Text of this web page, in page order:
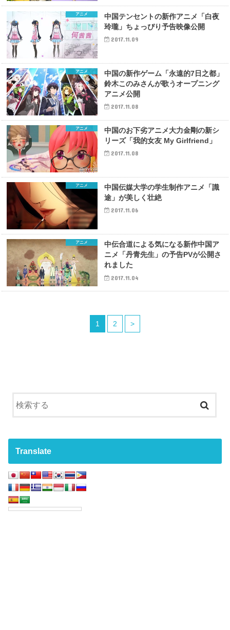
アニメ
中国テンセントの新作アニメ「白夜
玲瓏」ちょっぴり予告映像公開
2017.11.09
アニメ
中国の新作ゲーム「永遠的7日之都」
鈴木このみさんが歌うオープニング
アニメ公開
2017.11.08
アニメ
中国のお下劣アニメ大力金剛の新シ
リーズ「我的女友 My Girlfriend」
2017.11.08
アニメ
中国伝媒大学の学生制作アニメ「識
途」が美しく壮絶
2017.11.06
アニメ
中伝合道による気になる新作中国ア
ニメ「丹青先生」の予告PVが公開さ
れました
2017.11.04
1 2 >
Translate